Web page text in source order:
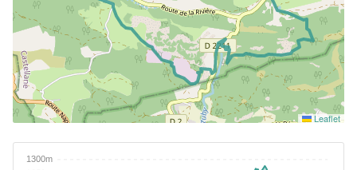
Leaflet